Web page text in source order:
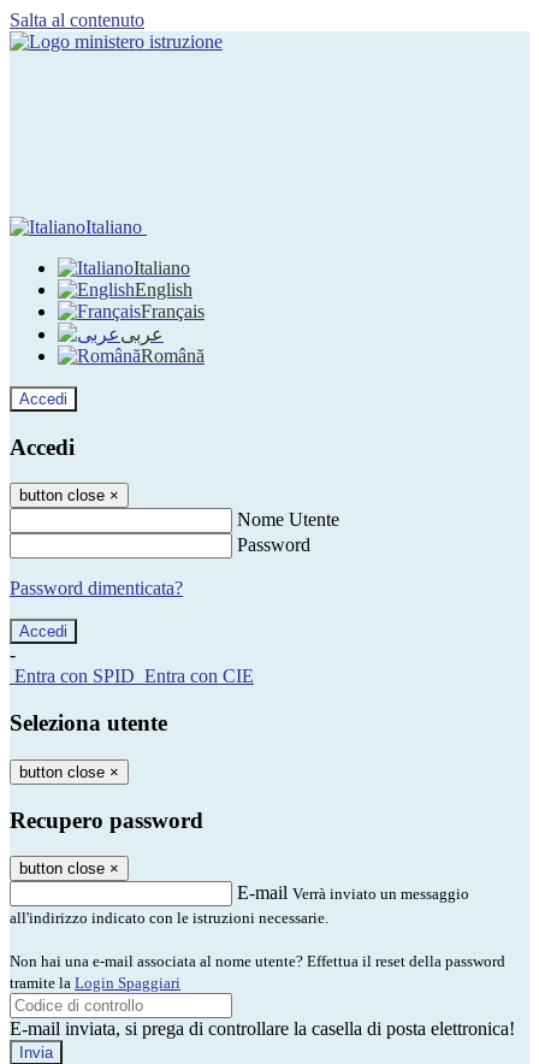
Salta al contenuto
Italiano
Italiano
English
Français
عربى
Română
Accedi
Accedi
button close ×
Nome Utente
Password
Password dimenticata?
-
Entra con SPID Entra con CIE
Seleziona utente
button close ×
Recupero password
button close ×
E-mail Verrà inviato un messaggio
all'indirizzo indicato con le istruzioni necessarie.
Non hai una e-mail associata al nome utente? Effettua il reset della password
tramite la Login Spaggiari
E-mail inviata, si prega di controllare la casella di posta elettronica!